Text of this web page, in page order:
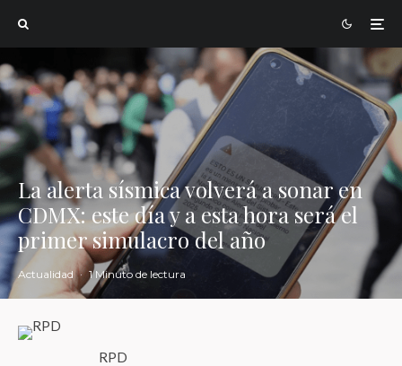
La alerta sísmica volverá a sonar en
CDMX: este día y a esta hora será el
primer simulacro del año
Actualidad · 1 Minuto de lectura
RPD